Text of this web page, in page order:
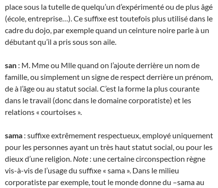
place sous la tutelle de quelqu’un d’expérimenté ou de plus âgé
(école, entreprise…). Ce suffixe est toutefois plus utilisé dans le
cadre du dojo, par exemple quand un ceinture noire parle à un
débutant qu’il a pris sous son aile.
san : M. Mme ou Mlle quand on l’ajoute derrière un nom de
famille, ou simplement un signe de respect derrière un prénom,
de à l’âge ou au statut social. C’est la forme la plus courante
dans le travail (donc dans le domaine corporatiste) et les
relations « courtoises ».
sama : suffixe extrêmement respectueux, employé uniquement
pour les personnes ayant un très haut statut social, ou pour les
dieux d’une religion. Note : une certaine circonspection règne
vis-à-vis de l’usage du suffixe « sama ». Dans le milieu
corporatiste par exemple, tout le monde donne du –sama au